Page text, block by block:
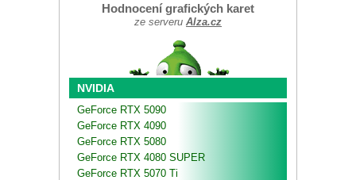
Hodnocení grafických karet
ze serveru Alza.cz
NVIDIA
GeForce RTX 5090
GeForce RTX 4090
GeForce RTX 5080
GeForce RTX 4080 SUPER
GeForce RTX 5070 Ti